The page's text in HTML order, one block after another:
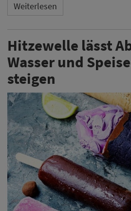
Weiterlesen
Hitzewelle lässt
Wasser und
steigen